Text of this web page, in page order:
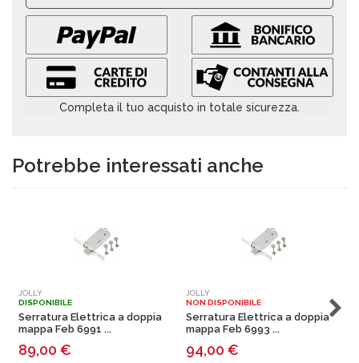
Completa il tuo acquisto in totale sicurezza.
Potrebbe interessati anche
JOLLY
DISPONIBILE
Serratura Elettrica a doppia
mappa Feb 6991 ...
89,00 €
JOLLY
NON DISPONIBILE
Serratura Elettrica a doppia
mappa Feb 6993 ...
94,00 €